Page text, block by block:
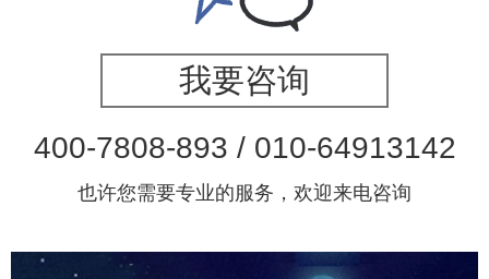
我要咨询
400-7808-893 / 010-64913142
也许您需要专业的服务，欢迎来电咨询